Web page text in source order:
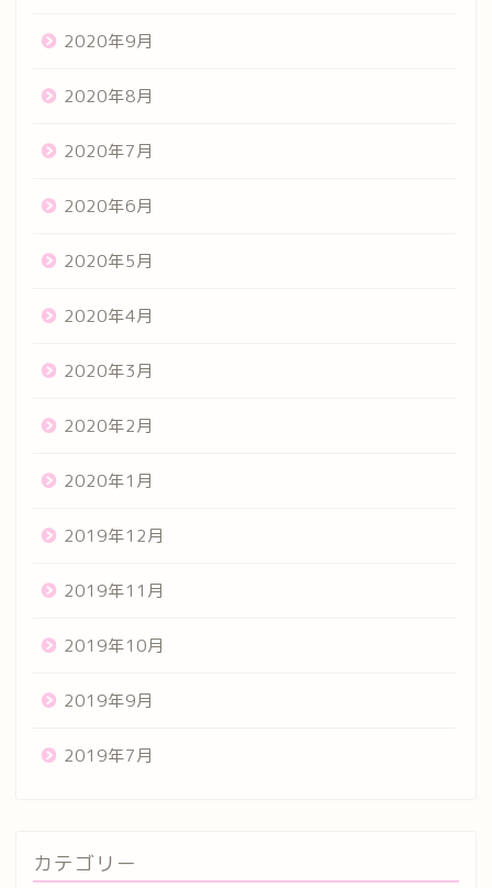
2020年9月
2020年8月
2020年7月
2020年6月
2020年5月
2020年4月
2020年3月
2020年2月
2020年1月
2019年12月
2019年11月
2019年10月
2019年9月
2019年7月
カテゴリー